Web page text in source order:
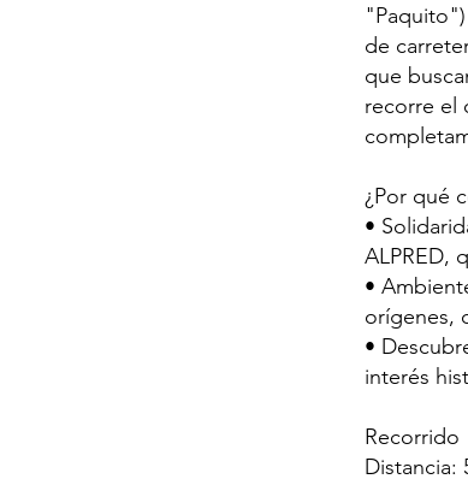
"Paquito")
de
que
recorre el
¿Por qué
•
ALPRED,
•
orígenes,
•
interés
Recorrido
Distancia: